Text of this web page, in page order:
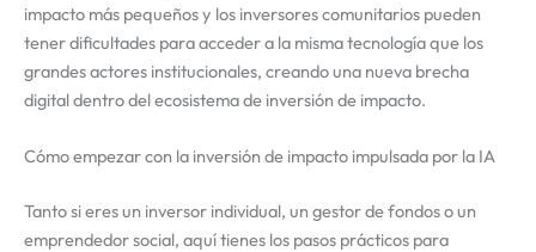
impacto más pequeños y los inversores comunitarios pueden
tener dificultades para acceder a la misma tecnología que los
grandes actores institucionales, creando una nueva brecha
digital dentro del ecosistema de inversión de impacto.
Cómo empezar con la inversión de impacto impulsada por la IA
Tanto si eres un inversor individual, un gestor de fondos o un
emprendedor social, aquí tienes los pasos prácticos para